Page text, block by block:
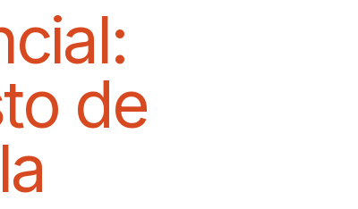
de